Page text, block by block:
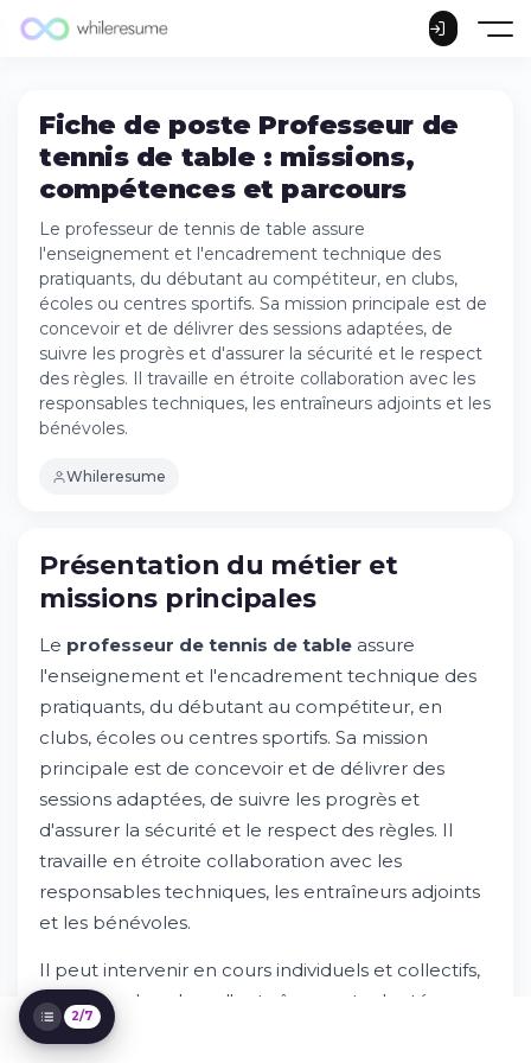
Fiche de poste Professeur de
tennis de table : missions,
compétences et parcours
Le professeur de tennis de table assure
l'enseignement et l'encadrement technique des
pratiquants, du débutant au compétiteur, en clubs,
écoles ou centres sportifs. Sa mission principale est de
concevoir et de délivrer des sessions adaptées, de
suivre les progrès et d'assurer la sécurité et le respect
des règles. Il travaille en étroite collaboration avec les
responsables techniques, les entraîneurs adjoints et les
bénévoles.
Whileresume
Présentation du métier et missions
principales
Essayez Whileresume
Compétences et qualifications requises
Parcours et formation recommandés
Environnement de travail et perspectives
Rémunération et avantages
Comment postuler et processus de
2/7
Présentation du métier et
missions principales
Le professeur de tennis de table assure
l'enseignement et l'encadrement technique des
pratiquants, du débutant au compétiteur, en
clubs, écoles ou centres sportifs. Sa mission
principale est de concevoir et de délivrer des
sessions adaptées, de suivre les progrès et
d'assurer la sécurité et le respect des règles. Il
travaille en étroite collaboration avec les
responsables techniques, les entraîneurs adjoints
et les bénévoles.
Il peut intervenir en cours individuels et collectifs,
proposer des plans d'entraînement adaptés,
organiser des séances de remise en forme